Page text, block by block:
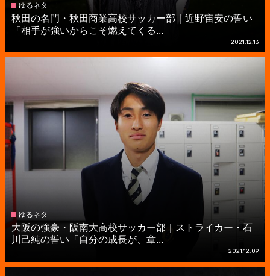
ゆるネタ
秋田の名門・秋田商業高校サッカー部｜近野宙安の誓い
「相手が強いからこそ燃えてくる...
2021.12.13
ゆるネタ
大阪の強豪・阪南大高校サッカー部｜ストライカー・石
川己純の誓い「自分の成長が、章...
2021.12.09